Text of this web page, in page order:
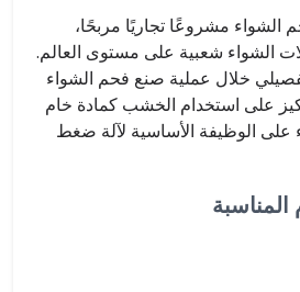
الشواء مشروعًا تجاريًا مربحًا،
الشواء شعبية على مستوى العالم.
خلال عملية صنع فحم الشواء
على استخدام الخشب كمادة خام
الوظيفة الأساسية لآلة ضغط
المناسبة